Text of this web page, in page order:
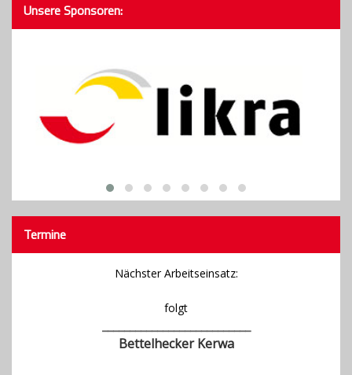
Unsere Sponsoren:
Termine
Nächster Arbeitseinsatz:
folgt
Bettelhecker Kerwa